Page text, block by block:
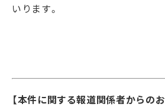
いります。
【本件に関する報道関係者からの